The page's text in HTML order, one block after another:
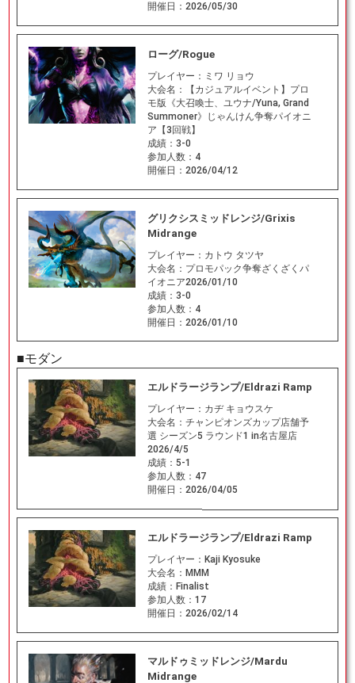
開催日： 2026/05/30
ローグ/Rogue
プレイヤー： ミワ リョウ
大会名：
【カジュアルイベント】プロ
モ版《大召喚士、ユウナ/Yuna, Grand
Summoner》じゃんけん争奪パイオニ
ア【3回戦】
成績： 3-0
参加人数： 4
開催日： 2026/04/12
グリクシスミッドレンジ/Grixis
Midrange
プレイヤー： カトウ タツヤ
大会名： プロモパック争奪ざくざくパ
イオニア2026/01/10
成績： 3-0
参加人数： 4
開催日： 2026/01/10
■モダン
エルドラージランプ/Eldrazi Ramp
プレイヤー： カヂ キョウスケ
大会名： チャンピオンズカップ店舗予
選 シーズン5 ラウンド1 in名古屋店
2026/4/5
成績： 5-1
参加人数： 47
開催日： 2026/04/05
エルドラージランプ/Eldrazi Ramp
プレイヤー： Kaji Kyosuke
大会名： MMM
成績： Finalist
参加人数： 17
開催日： 2026/02/14
マルドゥミッドレンジ/Mardu
Midrange